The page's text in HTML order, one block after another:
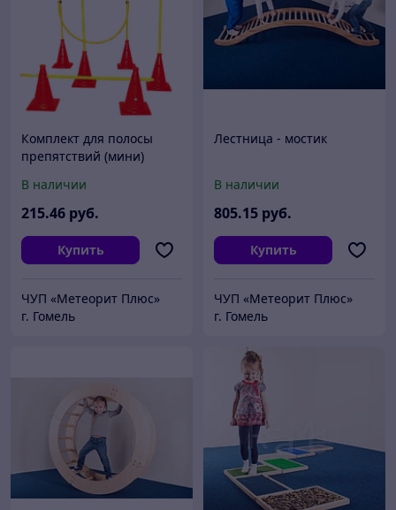
Комплект для полосы
препятствий (мини)
В наличии
215.46 руб.
Купить
ЧУП «Метеорит Плюс»
г. Гомель
Лестница - мостик
В наличии
805.15 руб.
Купить
ЧУП «Метеорит Плюс»
г. Гомель